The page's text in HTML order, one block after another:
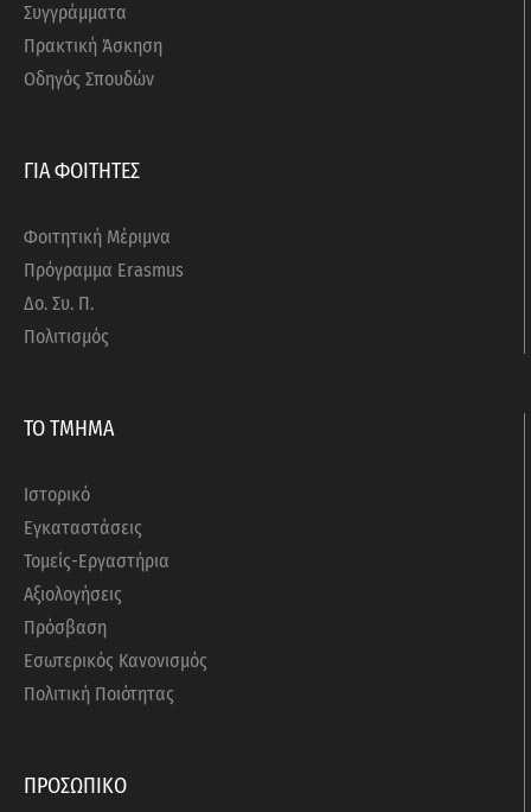
Συγγράμματα
Πρακτική Άσκηση
Οδηγός Σπουδών
ΓΙΑ ΦΟΙΤΗΤΕΣ
Φοιτητική Μέριμνα
Πρόγραμμα Erasmus
Δο. Συ. Π.
Πολιτισμός
ΤΟ ΤΜΗΜΑ
Ιστορικό
Εγκαταστάσεις
Τομείς-Εργαστήρια
Αξιολογήσεις
Πρόσβαση
Εσωτερικός Κανονισμός
Πολιτική Ποιότητας
ΠΡΟΣΩΠΙΚΟ